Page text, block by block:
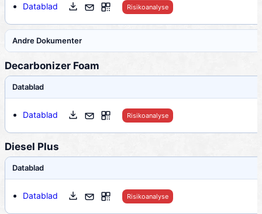
Datablad Risikoanalyse
Andre Dokumenter
Decarbonizer Foam
Datablad
Datablad Risikoanalyse
Diesel Plus
Datablad
Datablad Risikoanalyse